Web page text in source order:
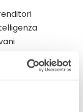
nuova
il
nuove